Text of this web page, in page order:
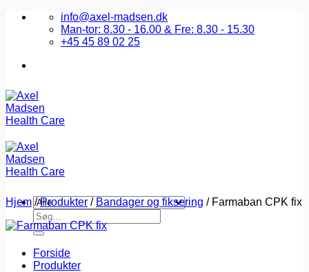
Fortsæt
info@axel-madsen.dk
Man-tor: 8.30 - 16.00 & Fre: 8.30 - 15.30
+45 45 89 02 25
Søg
efter:
Forside
Produkter
Hjem /Produkter / Bandager og fiksering / Farmaban CPK fix